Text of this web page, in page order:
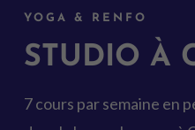
YOGA & RENFO
STUDIO À
7 cours par semaine en